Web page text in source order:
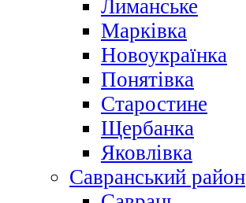
Лиманське
Марківка
Новоукраїнка
Понятівка
Старостине
Щербанка
Яковлівка
Савранський район